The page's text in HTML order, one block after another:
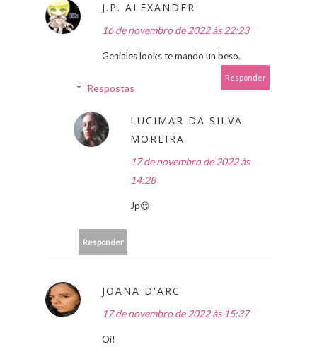
J.P. ALEXANDER
16 de novembro de 2022 às 22:23
Geniales looks te mando un beso.
Responder
Respostas
LUCIMAR DA SILVA
MOREIRA
17 de novembro de 2022 às
14:28
Jp😍
Responder
JOANA D'ARC
17 de novembro de 2022 às 15:37
Oi!